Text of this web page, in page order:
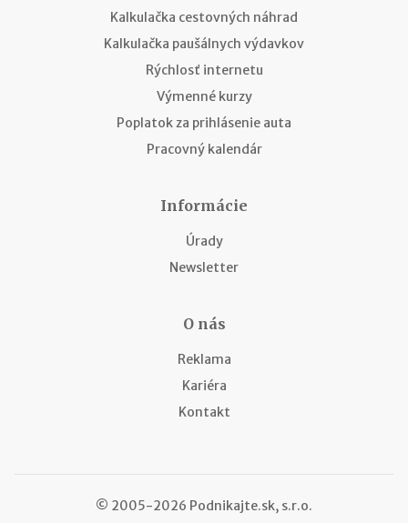
Kalkulačka cestovných náhrad
Kalkulačka paušálnych výdavkov
Rýchlosť internetu
Výmenné kurzy
Poplatok za prihlásenie auta
Pracovný kalendár
Informácie
Úrady
Newsletter
O nás
Reklama
Kariéra
Kontakt
© 2005-2026 Podnikajte.sk, s.r.o.